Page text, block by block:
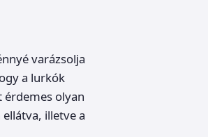
varázsolja
a lurkók
érdemes olyan
illetve a